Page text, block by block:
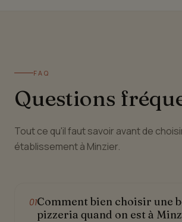
FAQ
Questions
Tout ce qu'il faut savoir avant de
établissement à Minzier.
01Comment bien choisir une
pizzeria quand on est à